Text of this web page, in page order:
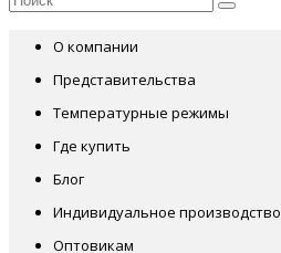
О компании
Представительства
Температурные режимы
Где купить
Блог
Индивидуальное производство
Оптовикам